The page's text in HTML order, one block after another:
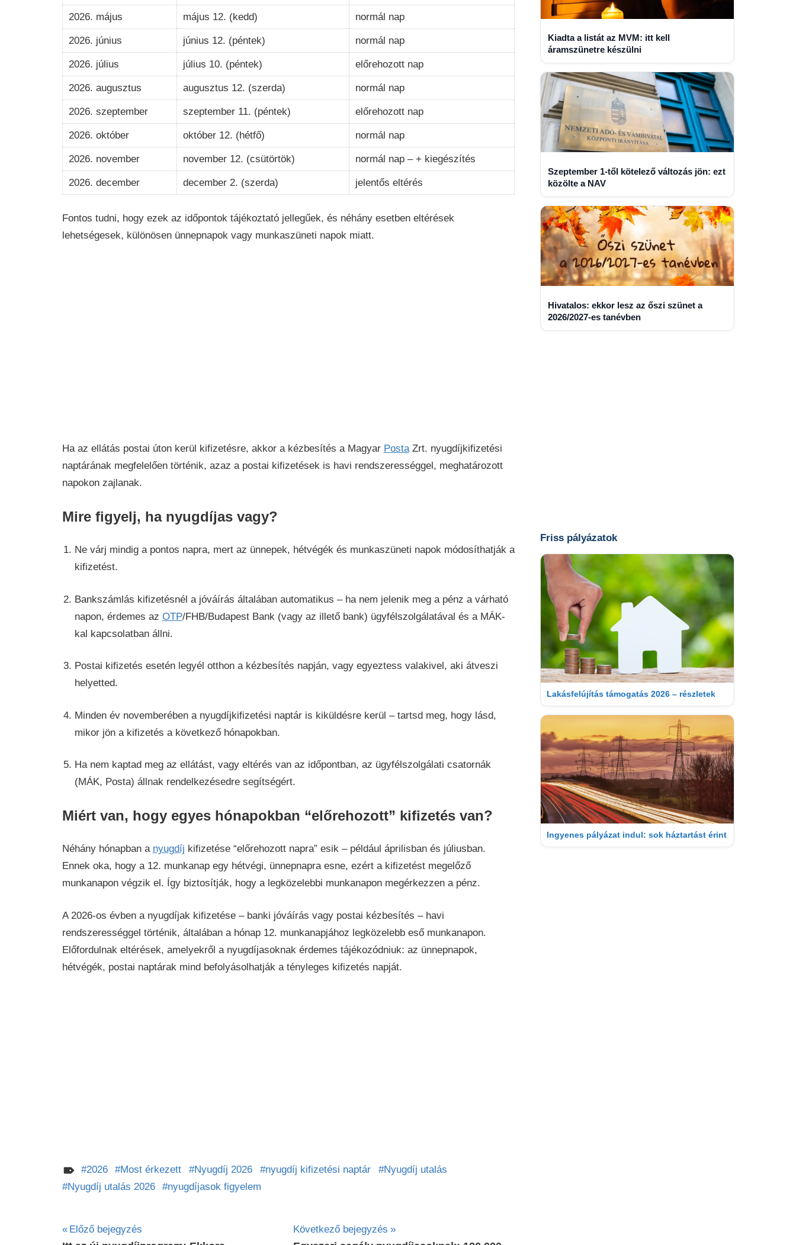
2026. május május 12. (kedd) normál nap
2026. június június 12. (péntek) normál nap
2026. július július 10. (péntek) előrehozott nap
2026. augusztus augusztus 12. (szerda) normál nap
2026. szeptember szeptember 11. (péntek) előrehozott nap
2026. október október 12. (hétfő) normál nap
2026. november november 12. (csütörtök) normál nap – + kiegészítés
2026. december december 2. (szerda) jelentős eltérés
Fontos tudni, hogy ezek az időpontok tájékoztató jellegűek, és néhány esetben eltérések
lehetségesek, különösen ünnepnapok vagy munkaszüneti napok miatt.
Ha az ellátás postai úton kerül kifizetésre, akkor a kézbesítés a Magyar PostaZrt. nyugdíjkifizetési
naptárának megfelelően történik, azaz a postai kifizetések is havi rendszerességgel, meghatározott
napokon zajlanak.
Mire figyelj, ha nyugdíjas vagy?
Ne várj mindig a pontos napra, mert az ünnepek, hétvégék és munkaszüneti napok módosíthatják a
kifizetést.
Bankszámlás kifizetésnél a jóváírás általában automatikus – ha nem jelenik meg a pénz a várható
napon, érdemes az OTP/FHB/Budapest Bank (vagy az illető bank) ügyfélszolgálatával és a MÁK-
kal kapcsolatban állni.
Postai kifizetés esetén legyél otthon a kézbesítés napján, vagy egyeztess valakivel, aki átveszi
helyetted.
Minden év novemberében a nyugdíjkifizetési naptár is kiküldésre kerül – tartsd meg, hogy lásd,
mikor jön a kifizetés a következő hónapokban.
Ha nem kaptad meg az ellátást, vagy eltérés van az időpontban, az ügyfélszolgálati csatornák
(MÁK, Posta) állnak rendelkezésedre segítségért.
Miért van, hogy egyes hónapokban “előrehozott” kifizetés van?
Néhány hónapban a nyugdíj kifizetése “előrehozott napra” esik – például áprilisban és júliusban.
Ennek oka, hogy a 12. munkanap egy hétvégi, ünnepnapra esne, ezért a kifizetést megelőző
munkanapon végzik el. Így biztosítják, hogy a legközelebbi munkanapon megérkezzen a pénz.
A 2026-os évben a nyugdíjak kifizetése – banki jóváírás vagy postai kézbesítés – havi
rendszerességgel történik, általában a hónap 12. munkanapjához legközelebb eső munkanapon.
Előfordulnak eltérések, amelyekről a nyugdíjasoknak érdemes tájékozódniuk: az ünnepnapok,
hétvégék, postai naptárak mind befolyásolhatják a tényleges kifizetés napját.
2026 Most érkezett Nyugdíj 2026 nyugdíj kifizetési naptár
Nyugdíj utalás
Nyugdíj utalás 2026
nyugdíjasok figyelem
Bejegyzés
Előző bejegyzés Következő bejegyzés
Kiadta a listát az MVM: itt kell
áramszünetre készülni
Szeptember 1-től kötelező változás jön: ezt
közölte a NAV
Hivatalos: ekkor lesz az őszi szünet a
2026/2027-es tanévben
Friss pályázatok
Lakásfelújítás támogatás 2026 – részletek
Ingyenes pályázat indul: sok háztartást érint